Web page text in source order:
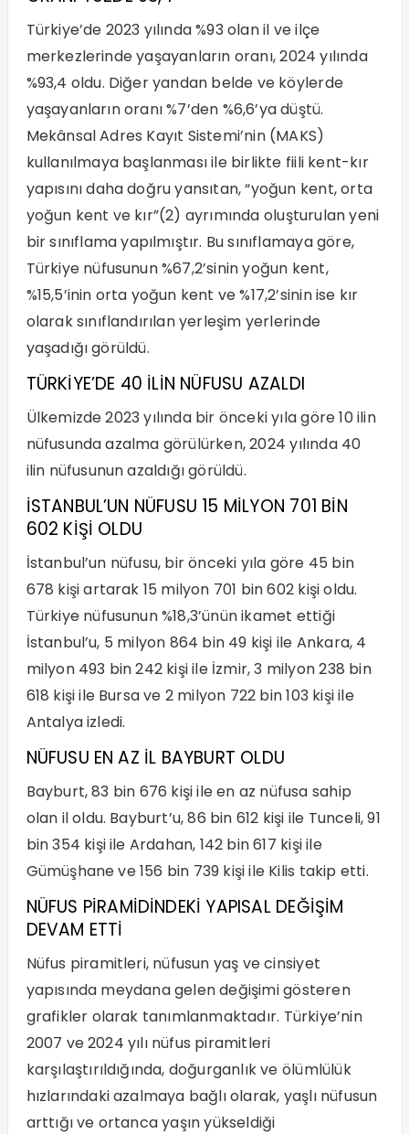
Türkiye’de 2023 yılında %93 olan il ve ilçe
merkezlerinde yaşayanların oranı, 2024 yılında
%93,4 oldu. Diğer yandan belde ve köylerde
yaşayanların oranı %7’den %6,6’ya düştü.
Mekânsal Adres Kayıt Sistemi’nin (MAKS)
kullanılmaya başlanması ile birlikte fiili kent-kır
yapısını daha doğru yansıtan, “yoğun kent, orta
yoğun kent ve kır”(2) ayrımında oluşturulan yeni
bir sınıflama yapılmıştır. Bu sınıflamaya göre,
Türkiye nüfusunun %67,2’sinin yoğun kent,
%15,5’inin orta yoğun kent ve %17,2’sinin ise kır
olarak sınıflandırılan yerleşim yerlerinde
yaşadığı görüldü.
TÜRKİYE’DE 40 İLİN NÜFUSU AZALDI
Ülkemizde 2023 yılında bir önceki yıla göre 10 ilin
nüfusunda azalma görülürken, 2024 yılında 40
ilin nüfusunun azaldığı görüldü.
İSTANBUL’UN NÜFUSU 15 MİLYON 701 BİN
602 KİŞİ OLDU
İstanbul’un nüfusu, bir önceki yıla göre 45 bin
678 kişi artarak 15 milyon 701 bin 602 kişi oldu.
Türkiye nüfusunun %18,3’ünün ikamet ettiği
İstanbul’u, 5 milyon 864 bin 49 kişi ile Ankara, 4
milyon 493 bin 242 kişi ile İzmir, 3 milyon 238 bin
618 kişi ile Bursa ve 2 milyon 722 bin 103 kişi ile
Antalya izledi.
NÜFUSU EN AZ İL BAYBURT OLDU
Bayburt, 83 bin 676 kişi ile en az nüfusa sahip
olan il oldu. Bayburt’u, 86 bin 612 kişi ile Tunceli, 91
bin 354 kişi ile Ardahan, 142 bin 617 kişi ile
Gümüşhane ve 156 bin 739 kişi ile Kilis takip etti.
NÜFUS PİRAMİDİNDEKİ YAPISAL DEĞİŞİM
DEVAM ETTİ
Nüfus piramitleri, nüfusun yaş ve cinsiyet
yapısında meydana gelen değişimi gösteren
grafikler olarak tanımlanmaktadır. Türkiye’nin
2007 ve 2024 yılı nüfus piramitleri
karşılaştırıldığında, doğurganlık ve ölümlülük
hızlarındaki azalmaya bağlı olarak, yaşlı nüfusun
arttığı ve ortanca yaşın yükseldiği